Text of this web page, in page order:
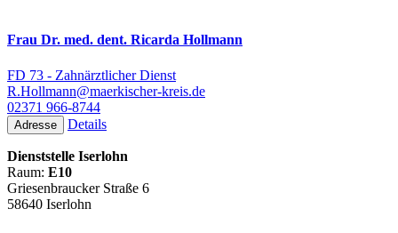
Frau Dr. med. dent. Ricarda Hollmann
FD 73 - Zahnärztlicher Dienst
R.Hollmann@maerkischer-kreis.de
02371 966-8744
Adresse Details
Dienststelle Iserlohn
Raum: E10
Griesenbraucker Straße 6
58640 Iserlohn